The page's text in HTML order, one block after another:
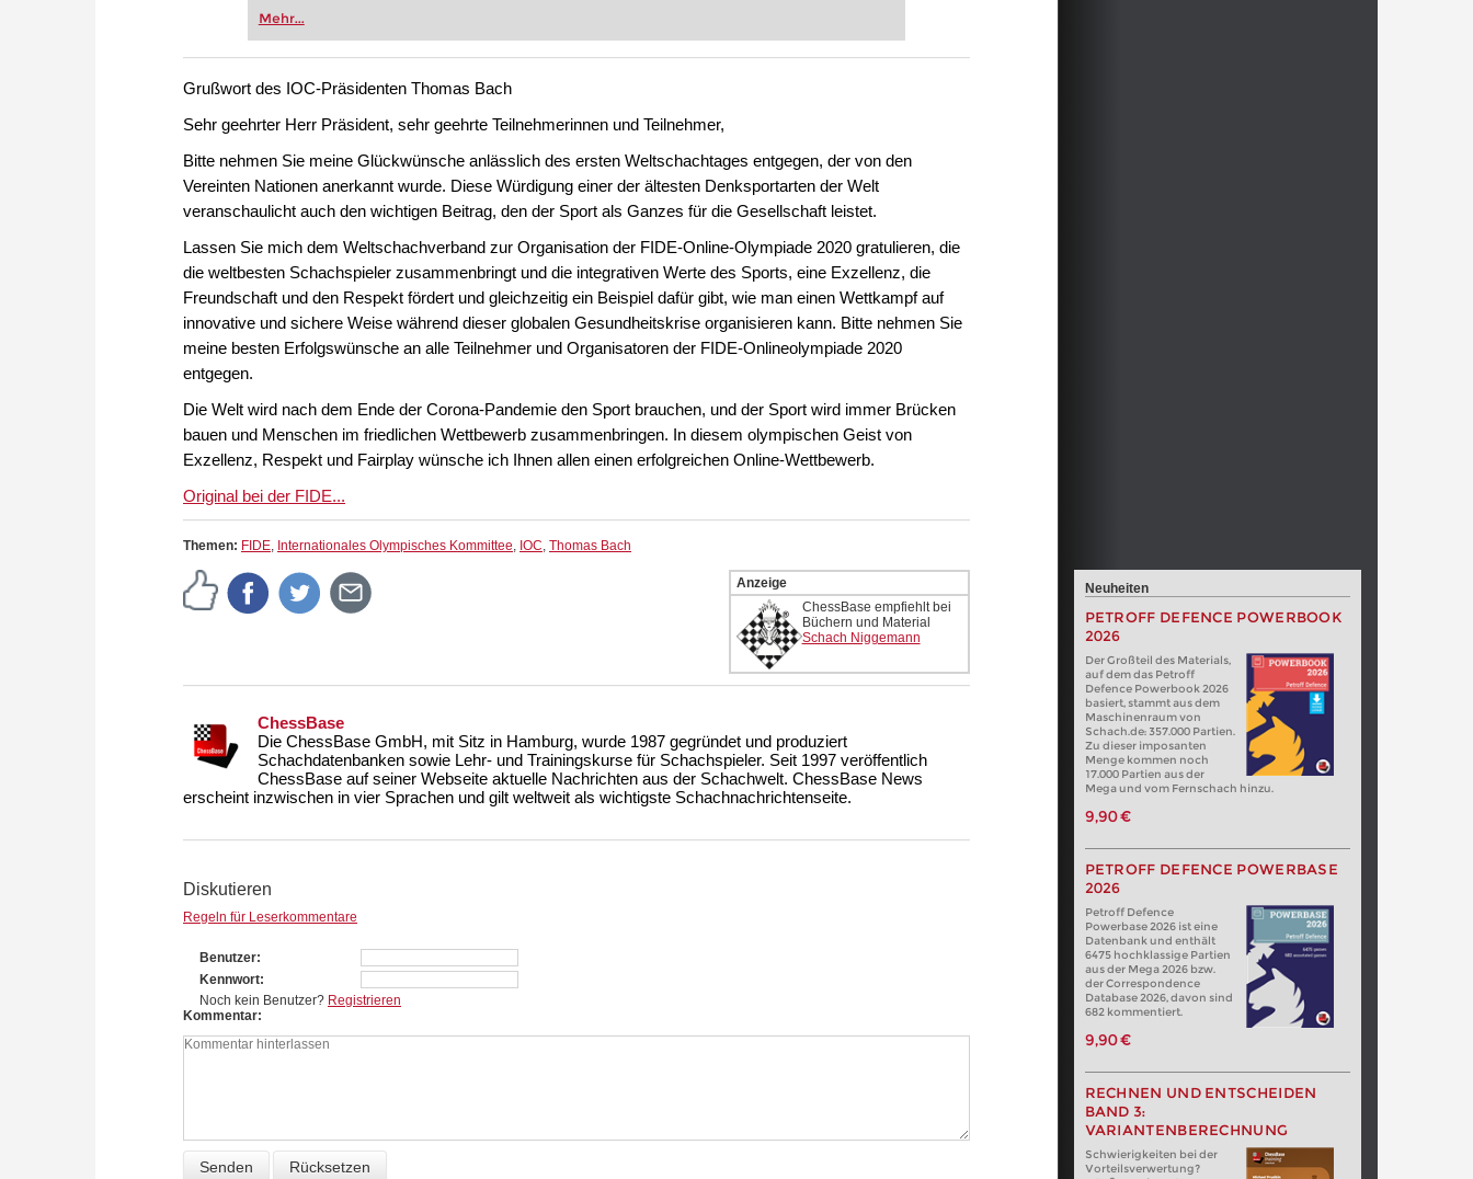
Vereinsschachs machen oder bereits auf Turnierniveau spielen: Mit
zuvor.
Mehr...
Grußwort des IOC-Präsidenten Thomas Bach
Sehr geehrter Herr Präsident, sehr geehrte Teilnehmerinnen und Teilnehmer,
Bitte nehmen Sie meine Glückwünsche anlässlich des ersten Weltschachtages entgegen, der von den
Vereinten Nationen anerkannt wurde. Diese Würdigung einer der ältesten Denksportarten der Welt
veranschaulicht auch den wichtigen Beitrag, den der Sport als Ganzes für die Gesellschaft leistet.
Lassen Sie mich dem Weltschachverband zur Organisation der FIDE-Online-Olympiade 2020 gratulieren, die
die weltbesten Schachspieler zusammenbringt und die integrativen Werte des Sports, eine Exzellenz, die
Freundschaft und den Respekt fördert und gleichzeitig ein Beispiel dafür gibt, wie man einen Wettkampf auf
innovative und sichere Weise während dieser globalen Gesundheitskrise organisieren kann. Bitte nehmen Sie
meine besten Erfolgswünsche an alle Teilnehmer und Organisatoren der FIDE-Onlineolympiade 2020
entgegen.
Die Welt wird nach dem Ende der Corona-Pandemie den Sport brauchen, und der Sport wird immer Brücken
bauen und Menschen im friedlichen Wettbewerb zusammenbringen. In diesem olympischen Geist von
Exzellenz, Respekt und Fairplay wünsche ich Ihnen allen einen erfolgreichen Online-Wettbewerb.
Original bei der FIDE...
Themen: FIDE, Internationales Olympisches Kommittee, IOC, Thomas Bach
Anzeige
ChessBase empfiehlt bei
Büchern und Material
Schach Niggemann
ChessBase
Die ChessBase GmbH, mit Sitz in Hamburg, wurde 1987 gegründet und produziert
Schachdatenbanken sowie Lehr- und Trainingskurse für Schachspieler. Seit 1997 veröffentlich
ChessBase auf seiner Webseite aktuelle Nachrichten aus der Schachwelt. ChessBase News
erscheint inzwischen in vier Sprachen und gilt weltweit als wichtigste Schachnachrichtenseite.
Diskutieren
Regeln für Leserkommentare
Benutzer
Kennwort
Noch kein Benutzer? Registrieren
Kommentar
Neuheiten
PETROFF DEFENCE POWERBOOK
2026
Der Großteil des Materials,
auf dem das Petroff
Defence Powerbook 2026
basiert, stammt aus dem
Maschinenraum von
Schach.de: 357.000 Partien.
Zu dieser imposanten
Menge kommen noch
17.000 Partien aus der
Mega und vom Fernschach hinzu.
9,90 €
PETROFF DEFENCE POWERBASE
2026
Petroff Defence
Powerbase 2026 ist eine
Datenbank und enthält
6475 hochklassige Partien
aus der Mega 2026 bzw.
der Correspondence
Database 2026, davon sind
682 kommentiert.
9,90 €
RECHNEN UND ENTSCHEIDEN
BAND 3:
VARIANTENBERECHNUNG
Schwierigkeiten bei der
Vorteilsverwertung?